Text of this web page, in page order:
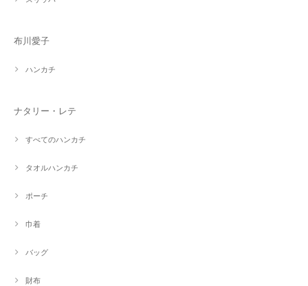
布川愛子
ハンカチ
ナタリー・レテ
すべてのハンカチ
タオルハンカチ
ポーチ
巾着
バッグ
財布